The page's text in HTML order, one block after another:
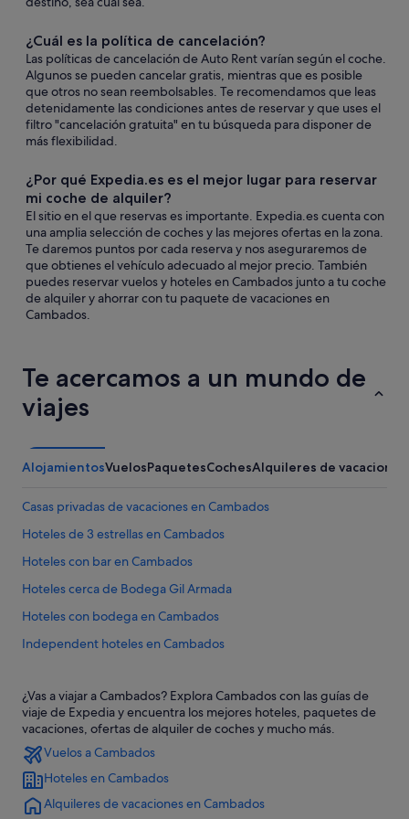
¿Cuál es la política de cancelación?
Las políticas de cancelación de Auto Rent varían según el coche.
Algunos se pueden cancelar gratis, mientras que es posible
que otros no sean reembolsables. Te recomendamos que leas
detenidamente las condiciones antes de reservar y que uses el
filtro "cancelación gratuita" en tu búsqueda para disponer de
más flexibilidad.
¿Por qué Expedia.es es el mejor lugar para reservar
mi coche de alquiler?
El sitio en el que reservas es importante. Expedia.es cuenta con
una amplia selección de coches y las mejores ofertas en la zona.
Te daremos puntos por cada reserva y nos aseguraremos de
que obtienes el vehículo adecuado al mejor precio. También
puedes reservar vuelos y hoteles en Cambados junto a tu coche
de alquiler y ahorrar con tu paquete de vacaciones en
Cambados.
Te acercamos a un mundo de
viajes
AlojamientosVuelosPaquetesCochesAlquileres de vacaciones
Casas privadas de vacaciones en Cambados
Hoteles de 3 estrellas en Cambados
Hoteles con bar en Cambados
Hoteles cerca de Bodega Gil Armada
Hoteles con bodega en Cambados
Independent hoteles en Cambados
Pensiones en Cambados
Paradores hoteles en Cambados
Hoteles cerca de Paseo marítimo de Cambados
Hoteles cerca de Torre de San Sadurniño
Hoteles cerca de Iglesia de Santa Mariña Dozo
¿Vas a viajar a Cambados? Explora Cambados con las guías de
viaje de Expedia y encuentra los mejores hoteles, paquetes de
vacaciones, ofertas de alquiler de coches y mucho más.
Vuelos a Cambados
Hoteles en Cambados
Alquileres de vacaciones en Cambados